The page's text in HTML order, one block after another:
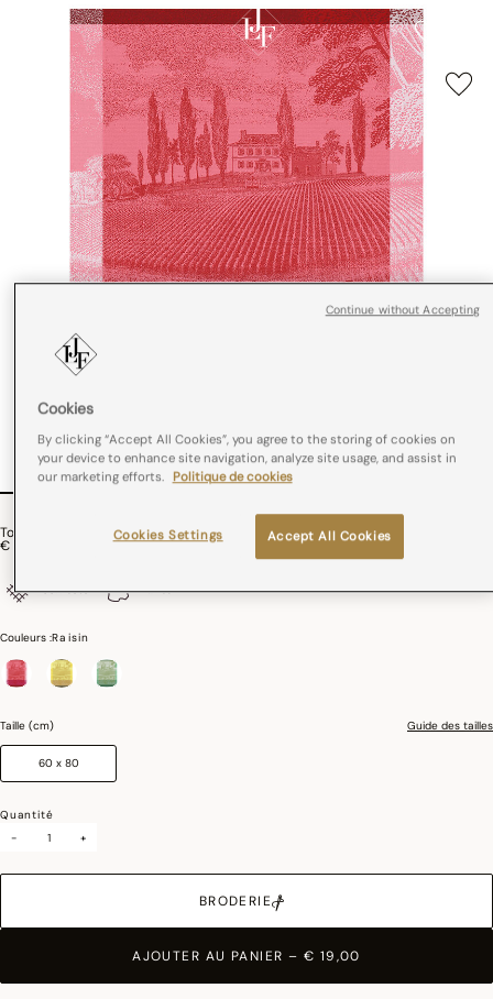
Torchon Vignoble Coton
€ 19,00
100% coton France
Couleurs :Raisin
Taille (cm) Guide des tailles
60 x 80
Quantité
-
+
BRODERIE
AJOUTER AU PANIER – € 19,00
Cookies
By clicking “Accept All Cookies”, you agree to the storing of cookies on
your device to enhance site navigation, analyze site usage, and assist in
our marketing efforts. Politique de cookies
Accept All Cookies
Cookies Settings
Continue without Accepting